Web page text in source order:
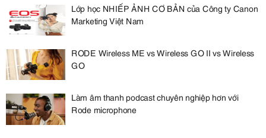
Lớp học NHIẾP ẢNH CƠ BẢN của Công ty Canon
Marketing Việt Nam
RODE Wireless ME vs Wireless GO II vs Wireless
GO
Làm âm thanh podcast chuyên nghiệp hơn với
Rode microphone